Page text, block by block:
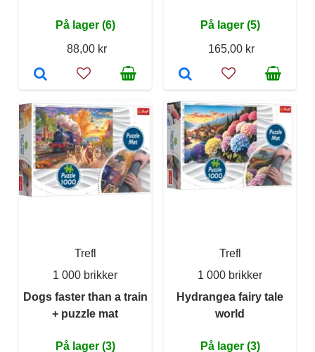
På lager (6)
88,00 kr
På lager (5)
165,00 kr
Trefl
1 000 brikker
Dogs faster than a train
+ puzzle mat
På lager (3)
Trefl
1 000 brikker
Hydrangea fairy tale
world
På lager (3)